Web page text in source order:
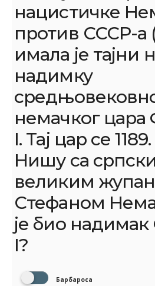
нацистичке
против СССР-а
имала је тајни
надимку
немачког
I. Тај цар се
Нишу са
великим
Стефаном
је био
I?
Барбароса